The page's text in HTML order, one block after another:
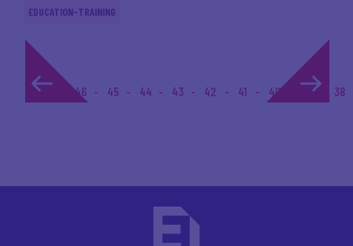
EDUCATION-TRAINING
1... 46 45 44 43 42 41 40 39 38